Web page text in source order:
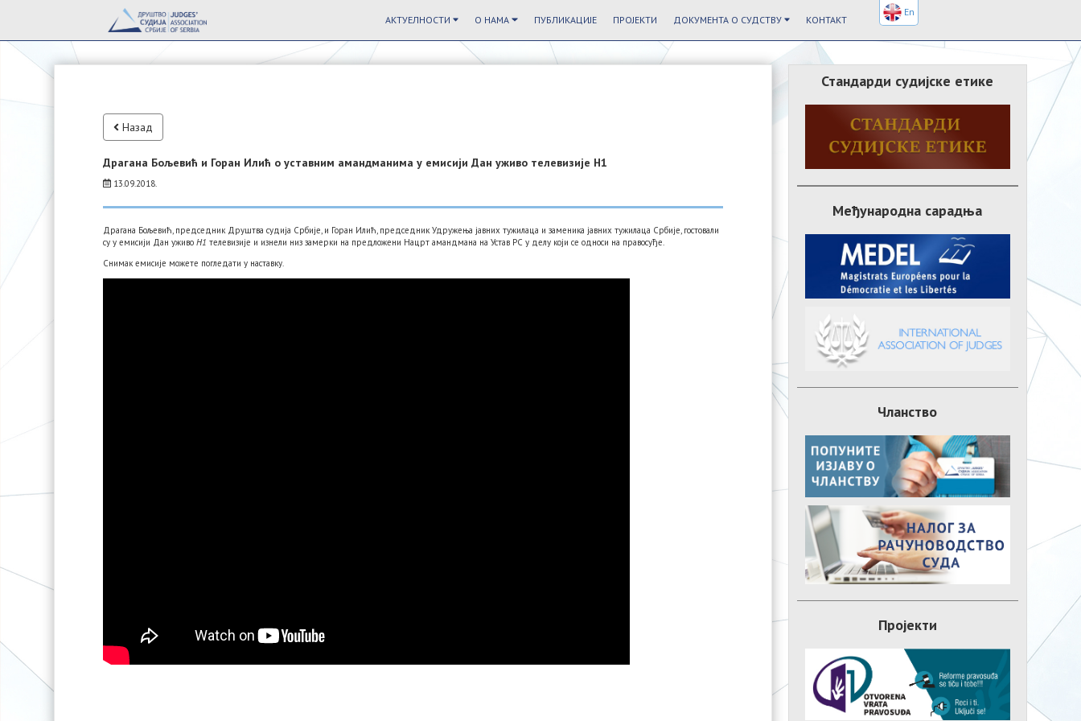
АКТУЕЛНОСТИ О НАМА ПУБЛИКАЦИЈЕ ПРОЈЕКТИ ДОКУМЕНТА О СУДСТВУ КОНТАКТ
Назад
Драгана Бољевић и Горан Илић о уставним амандманима у емисији Дан уживо телевизије Н1
13.09.2018.
Драгана Бољевић, председник Друштва судија Србије, и Горан Илић, председник Удружења јавних тужилаца и заменика јавних тужилаца Србије, гостовали
су у емисији Дан уживоН1телевизије и изнели низ замерки на предложени Нацрт амандмана на Устав РС у делу који се односи на правосуђе.
Снимак емисије можете погледати у наставку.
Стандарди судијске етике
Међународна сарадња
Чланство
Пројекти
En